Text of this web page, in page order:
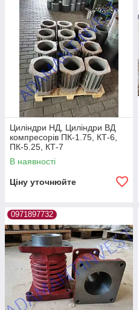
Циліндри НД, Циліндри ВД
компресорів ПК-1.75, КТ-6,
ПК-5.25, КТ-7
В наявності
Ціну уточнюйте
0971897732